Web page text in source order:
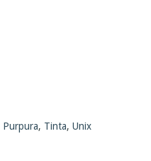
Purpura, Tinta, Unix